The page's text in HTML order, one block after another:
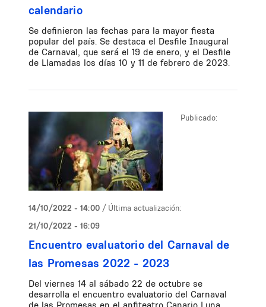
calendario
Se definieron las fechas para la mayor fiesta
popular del país. Se destaca el Desfile Inaugural
de Carnaval, que será el 19 de enero, y el Desfile
de Llamadas los días 10 y 11 de febrero de 2023.
Publicado:
14/10/2022 - 14:00 / Última actualización:
21/10/2022 - 16:09
Encuentro evaluatorio del Carnaval de
las Promesas 2022 - 2023
Del viernes 14 al sábado 22 de octubre se
desarrolla el encuentro evaluatorio del Carnaval